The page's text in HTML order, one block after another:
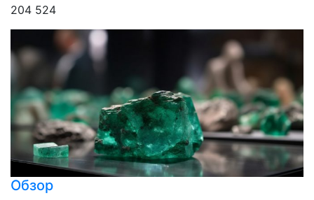
204 524
Обзор